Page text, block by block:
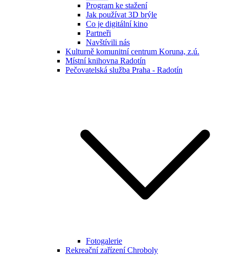
Program ke stažení
Jak používat 3D brýle
Co je digitální kino
Partneři
Navštívili nás
Kulturně komunitní centrum Koruna, z.ú.
Místní knihovna Radotín
Pečovatelská služba Praha - Radotín
Fotogalerie
Rekreační zařízení Chroboly